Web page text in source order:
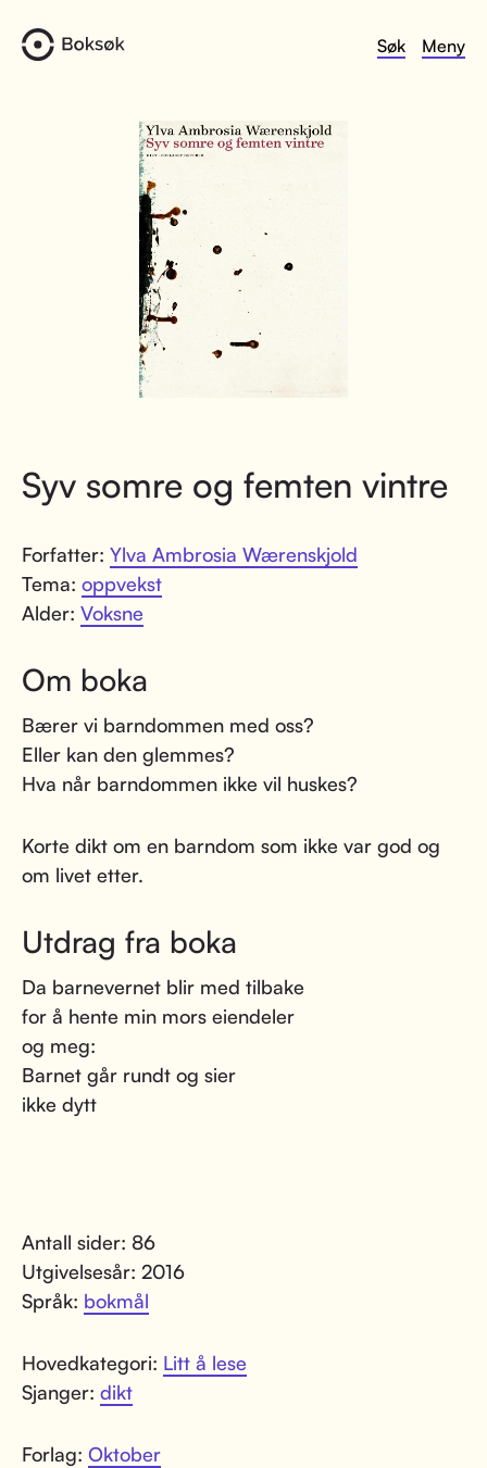
Søk Meny
Syv somre og femten vintre
Forfatter: Ylva Ambrosia Wærenskjold
Tema: oppvekst
Alder: Voksne
Om boka
Bærer vi barndommen med oss?
Eller kan den glemmes?
Hva når barndommen ikke vil huskes?
Korte dikt om en barndom som ikke var god og
om livet etter.
Utdrag fra boka
Da barnevernet blir med tilbake
for å hente min mors eiendeler
og meg:
Barnet går rundt og sier
ikke dytt
Antall sider: 86
Utgivelsesår: 2016
Språk: bokmål
Hovedkategori: Litt å lese
Sjanger: dikt
Forlag: Oktober